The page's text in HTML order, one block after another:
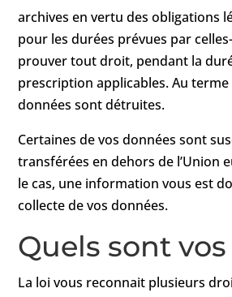
archives en vertu des obligations
pour les durées prévues par
prouver tout droit, pendant la
prescription applicables. Au terme
données sont détruites.
Certaines de vos données sont
transférées en dehors de l’Union
le cas, une information vous est
collecte de vos données.
Quels sont
La loi vous reconnait plusieurs